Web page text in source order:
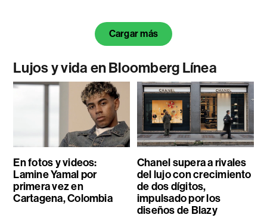
Cargar más
Lujos y vida en Bloomberg Línea
En fotos y videos:
Lamine Yamal por
primera vez en
Cartagena, Colombia
Chanel supera a rivales
del lujo con crecimiento
de dos dígitos,
impulsado por los
diseños de Blazy